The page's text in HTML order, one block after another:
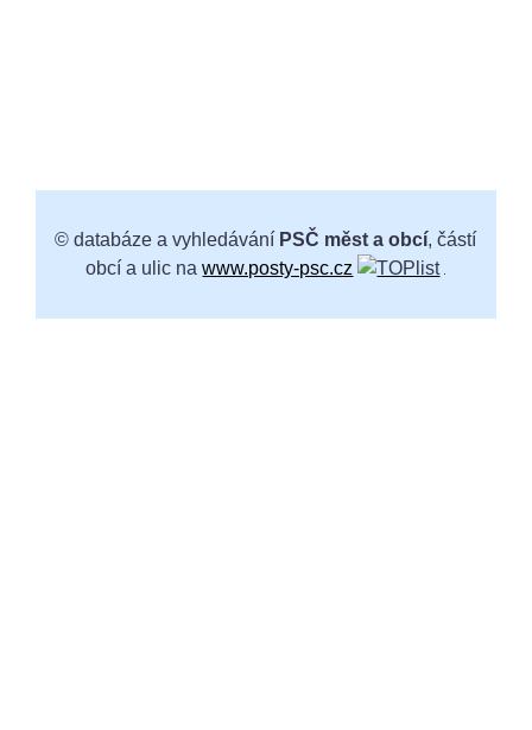
© databáze a vyhledávání PSČ měst a obcí, částí
obcí a ulic nawww.posty-psc.cz